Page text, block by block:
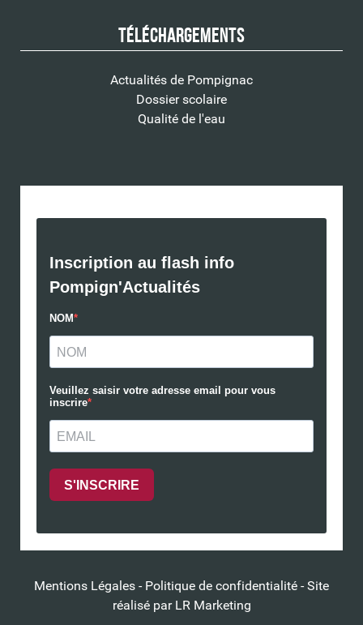
Téléchargements
Actualités de Pompignac
Dossier scolaire
Qualité de l'eau
Mentions Légales - Politique de confidentialité - Site
réalisé par LR Marketing